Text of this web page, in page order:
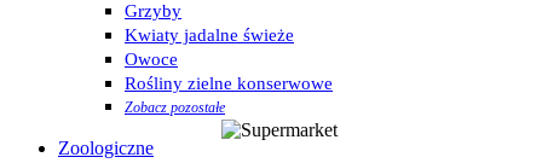
Grzyby
Kwiaty jadalne świeże
Owoce
Rośliny zielne konserwowe
Zobacz pozostałe
Zoologiczne